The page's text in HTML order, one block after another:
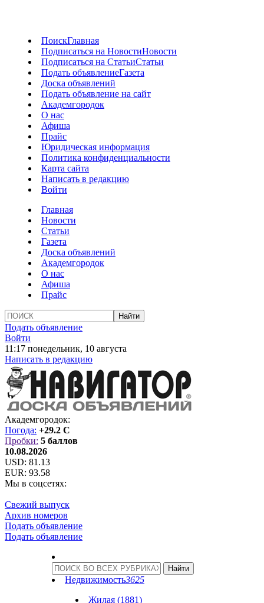
ПоискГлавная
Подписаться на НовостиНовости
Подписаться на СтатьиСтатьи
Подать объявлениеГазета
Доска объявлений
Подать объявление на сайт
Академгородок
О нас
Афиша
Прайс
Юридическая информация
Политика конфиденциальности
Карта сайта
Написать в редакцию
Войти
Главная
Новости
Статьи
Газета
Доска объявлений
Академгородок
О нас
Афиша
Прайс
Подать объявление
Войти
11:17 понедельник, 10 августа
Написать в редакцию
Академгородок:
Погода: +29.2 C
Пробки: 5 баллов
10.08.2026
USD: 81.13
EUR: 93.58
Мы в соцсетях:
Свежий выпуск
Архив номеров
Подать объявление
Подать объявление
Недвижимость3625
Жилая (1881)